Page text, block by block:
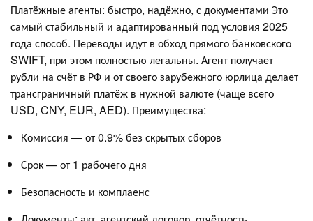
Платёжные агенты: быстро, надёжно, с документами Это
самый стабильный и адаптированный под условия 2025
года способ. Переводы идут в обход прямого банковского
SWIFT, при этом полностью легальны. Агент получает
рубли на счёт в РФ и от своего зарубежного юрлица делает
трансграничный платёж в нужной валюте (чаще всего
USD, CNY, EUR, AED). Преимущества:
Комиссия — от 0.9% без скрытых сборов
Срок — от 1 рабочего дня
Безопасность и комплаенс